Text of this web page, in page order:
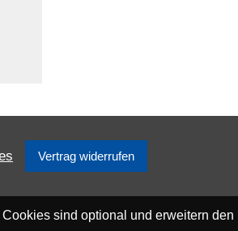
Vertrag widerrufen
sind optional und erweitern